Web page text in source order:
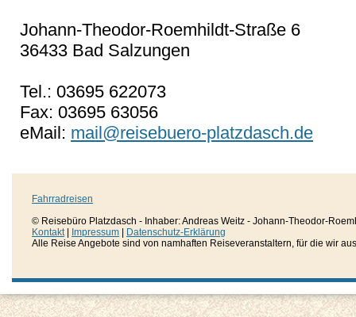
Johann-Theodor-Roemhildt-Straße 6
36433 Bad Salzungen
Tel.: 03695 622073
Fax: 03695 63056
eMail: mail@reisebuero-platzdasch.de
Fahrradreisen
© Reisebüro Platzdasch - Inhaber: Andreas Weitz - Johann-Theodor-
Kontakt| Impressum
Datenschutz-Erklärung
Alle Reise Angebote sind von namhaften Reiseveranstaltern, für die wir